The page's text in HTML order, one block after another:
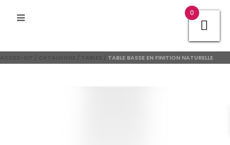
TABLE BASSE EN FINITION NATURELLE
0